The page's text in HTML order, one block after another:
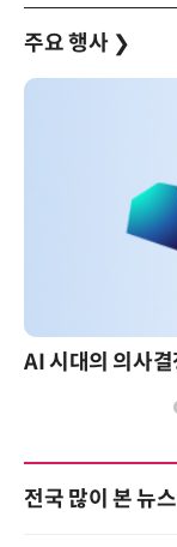
주요 행사 ❯
전국 많이 본 뉴스